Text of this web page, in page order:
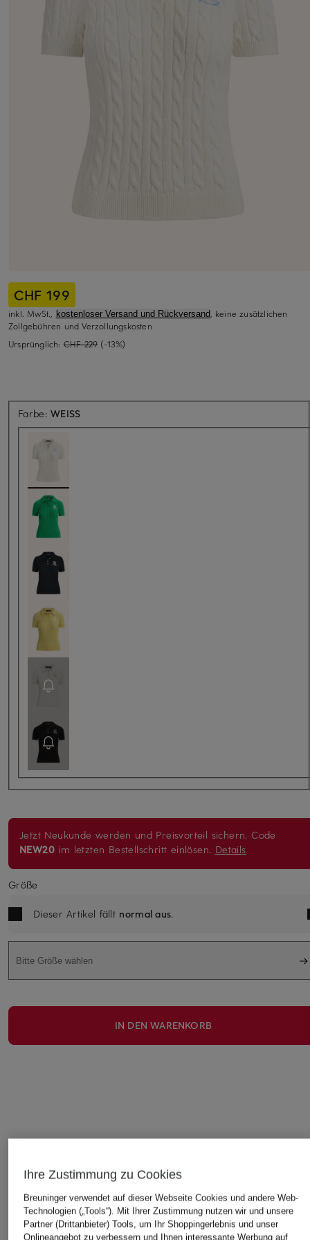
CHF 199
inkl. MwSt., kostenloser Versand und Rückversand, keine zusätzlichen
Zollgebühren und Verzollungskosten
Ursprünglich: CHF 229 (-13%)
Farbe:WEISS
Jetzt Neukunde werden und Preisvorteil sichern. Code
NEW20 im letzten Bestellschritt einlösen. Details
Größe
Dieser Artikel fällt normal aus.
Bitte Größe wählen
IN DEN WARENKORB
Ihre Zustimmung zu Cookies
Breuninger verwendet auf dieser Webseite Cookies und andere Web-
Technologien („Tools“). Mit Ihrer Zustimmung nutzen wir und unsere
Partner (Drittanbieter) Tools, um Ihr Shoppingerlebnis und unser
Onlineangebot zu verbessern und Ihnen interessante Werbung auf